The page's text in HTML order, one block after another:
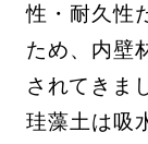
性・耐久性
ため、内壁
されてきま
珪藻土は吸